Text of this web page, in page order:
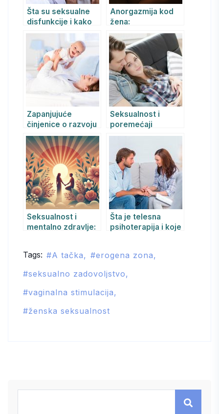
Šta su seksualne
disfunkcije i kako
se leče
Anorgazmija kod
žena:
psihoterapijski
pristupi u lečenju
Zapanjujuće
činjenice o razvoju
emocija i psihe u
trudnoći
Seksualnost i
poremećaji
seksualnosti.
disfunkcije.
Seksualnost i
mentalno zdravlje:
Šta je telesna
psihoterapija i koje
Tags: A tačka
erogena zona
seksualno zadovoljstvo
vaginalna stimulacija
ženska seksualnost